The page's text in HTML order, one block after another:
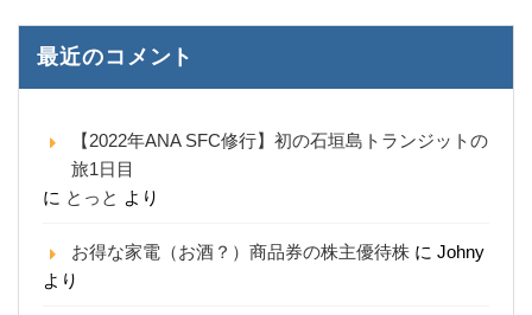
最近のコメント
【2022年ANA SFC修行】初の石垣島トランジットの
旅1日目
に とっと より
お得な家電（お酒？）商品券の株主優待株 に Johny
より